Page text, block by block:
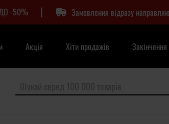
-50% | Замовлення відразу
Акція Хіти продажів